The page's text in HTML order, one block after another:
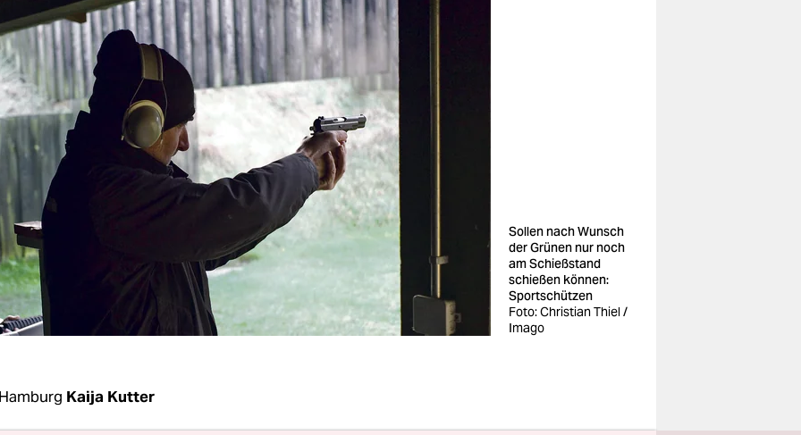
Sollen nach Wunsch
der Grünen nur noch
am Schießstand
schießen können:
Sportschützen
Foto: Christian Thiel /
Imago
Kaija Kutter